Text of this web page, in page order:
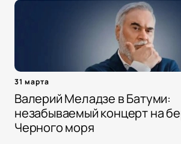
31 марта
Валерий Меладзе в Батуми:
незабываемый концерт на
Черного моря